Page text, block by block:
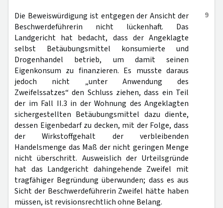
9
Die Beweiswürdigung ist entgegen der Ansicht der
Beschwerdeführerin nicht lückenhaft. Das
Landgericht hat bedacht, dass der Angeklagte
selbst Betäubungsmittel konsumierte und
Drogenhandel betrieb, um damit seinen
Eigenkonsum zu finanzieren. Es musste daraus
jedoch nicht „unter Anwendung des
Zweifelssatzes“ den Schluss ziehen, dass ein Teil
der im Fall II.3 in der Wohnung des Angeklagten
sichergestellten Betäubungsmittel dazu diente,
dessen Eigenbedarf zu decken, mit der Folge, dass
der Wirkstoffgehalt der verbleibenden
Handelsmenge das Maß der nicht geringen Menge
nicht überschritt. Ausweislich der Urteilsgründe
hat das Landgericht dahingehende Zweifel mit
tragfähiger Begründung überwunden; dass es aus
Sicht der Beschwerdeführerin Zweifel hätte haben
müssen, ist revisionsrechtlich ohne Belang.